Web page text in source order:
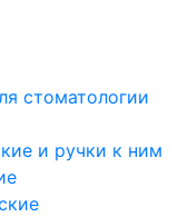
стоматологии
и ручки к ним